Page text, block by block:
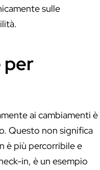
sulle
per
ai cambiamenti è
Questo non significa
è più percorribile e
in, è un esempio